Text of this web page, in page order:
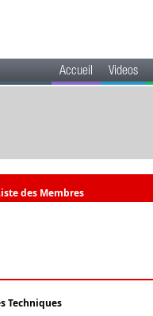
Accueil Videos
des Membres
Techniques